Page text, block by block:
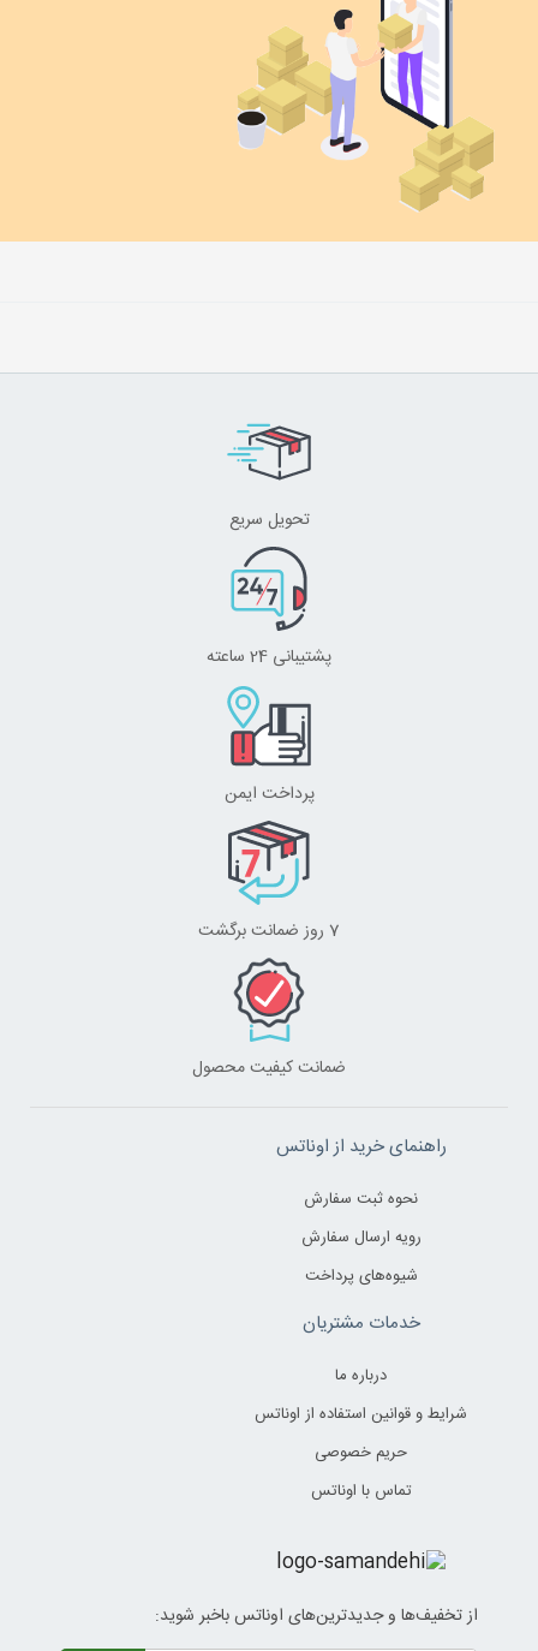
تحویل سریع
پشتیبانی 24 ساعته
پرداخت ایمن
7 روز ضمانت برگشت
ضمانت کیفیت محصول
راهنمای خرید از اوناتس
نحوه ثبت سفارش
رویه ارسال سفارش
شیوه‌های پرداخت
خدمات مشتریان
درباره ما
شرایط و قوانین استفاده از اوناتس
حریم خصوصی
تماس با اوناتس
از تخفیف‌ها و جدیدترین‌های اوناتس باخبر شوید: